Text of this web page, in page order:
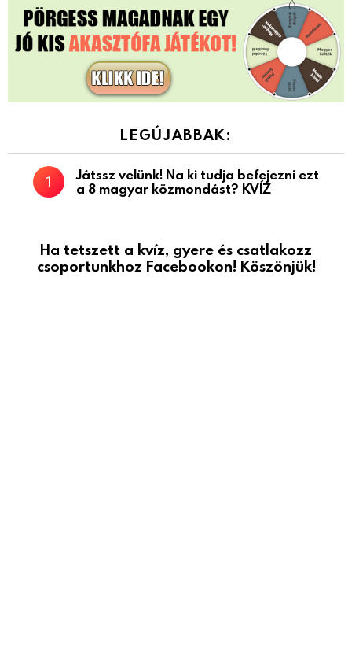
LEGÚJABBAK:
Játssz velünk! Na ki tudja befejezni ezt
a 8 magyar közmondást? KVÍZ
Ha tetszett a kvíz, gyere és csatlakozz
csoportunkhoz Facebookon! Köszönjük!